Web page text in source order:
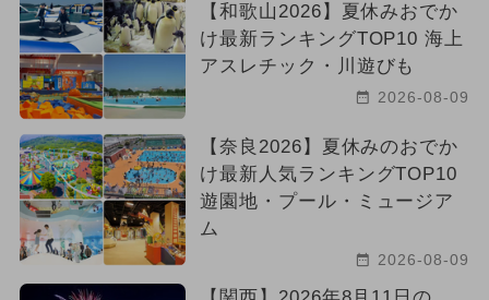
【和歌山2026】夏休みおでか
け最新ランキングTOP10 海上
アスレチック・川遊びも
2026-08-09
【奈良2026】夏休みのおでか
け最新人気ランキングTOP10
遊園地・プール・ミュージア
ム
2026-08-09